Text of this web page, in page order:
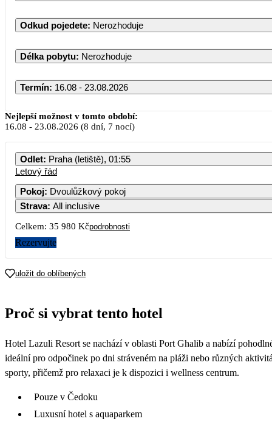
Odkud pojedete: Nerozhoduje
Délka pobytu: Nerozhoduje
Termín: 16.08 - 23.08.2026
Nejlepší možnost v tomto období:
16.08 - 23.08.2026 (8 dní, 7 nocí)
Odlet: Praha (letiště), 01:55
Letový řád
Pokoj: Dvoulůžkový pokoj
Strava: All inclusive
Celkem: 35 980 Kčpodrobnosti
Rezervujte
uložit do oblíbených
Proč si vybrat tento hotel
Hotel Lazuli Resort se nachází v oblasti Port Ghalib a nabízí
ideální pro odpočinek po dni stráveném na pláži nebo různých
sporty, přičemž pro relaxaci je k dispozici i wellness centrum.
Pouze v Čedoku
Luxusní hotel s aquaparkem